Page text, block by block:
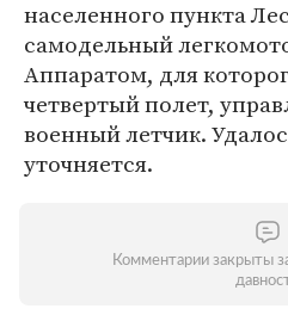
населенного пункта
самодельный
Аппаратом, для
четвертый полет,
военный летчик.
уточняется.
Комментарии закрыты